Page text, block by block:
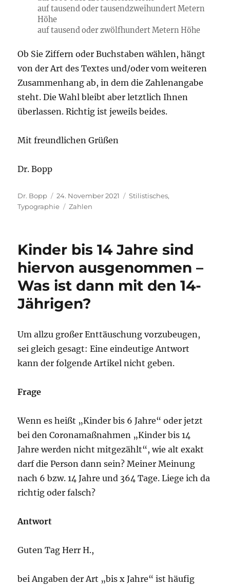
auf tausend oder tausendzweihundert Metern
Höhe
auf tausend oder zwölfhundert Metern Höhe
Ob Sie Ziffern oder Buchstaben wählen, hängt
von der Art des Textes und/oder vom weiteren
Zusammenhang ab, in dem die Zahlenangabe
steht. Die Wahl bleibt aber letztlich Ihnen
überlassen. Richtig ist jeweils beides.
Mit freundlichen Grüßen
Dr. Bopp
Autor
Dr. Bopp
Veröffentlicht
am
24. November 2021 Kategorien
Stilistisches,
Typographie
Schlagwörter
Zahlen
Kinder bis 14 Jahre sind
hiervon ausgenommen –
Was ist dann mit den 14-
Jährigen?
Um allzu großer Enttäuschung vorzubeugen,
sei gleich gesagt: Eine eindeutige Antwort
kann der folgende Artikel nicht geben.
Frage
Wenn es heißt „Kinder bis 6 Jahre“ oder jetzt
bei den Coronamaßnahmen „Kinder bis 14
Jahre werden nicht mitgezählt“, wie alt exakt
darf die Person dann sein? Meiner Meinung
nach 6 bzw. 14 Jahre und 364 Tage. Liege ich da
richtig oder falsch?
Antwort
Guten Tag Herr H.,
bei Angaben der Art „bis x Jahre“ ist häufig